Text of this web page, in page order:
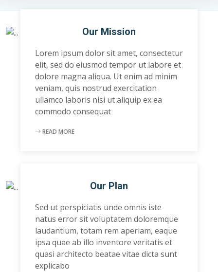
Our Mission
Lorem ipsum dolor sit amet, consectetur
elit, sed do eiusmod tempor ut labore et
dolore magna aliqua. Ut enim ad minim
veniam, quis nostrud exercitation
ullamco laboris nisi ut aliquip ex ea
commodo consequat
READ MORE
Our Plan
Sed ut perspiciatis unde omnis iste
natus error sit voluptatem doloremque
laudantium, totam rem aperiam, eaque
ipsa quae ab illo inventore veritatis et
quasi architecto beatae vitae dicta sunt
explicabo